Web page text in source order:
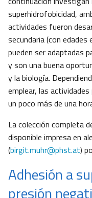
superhidrofobicidad,
actividades fueron
secundaria (con
pueden ser adaptadas
y son una buena
y la biología.
emplear, las
un poco más de una
La colección completa
disponible impresa en
(birgit.muhr@phst.at)
Adhesión a
presión